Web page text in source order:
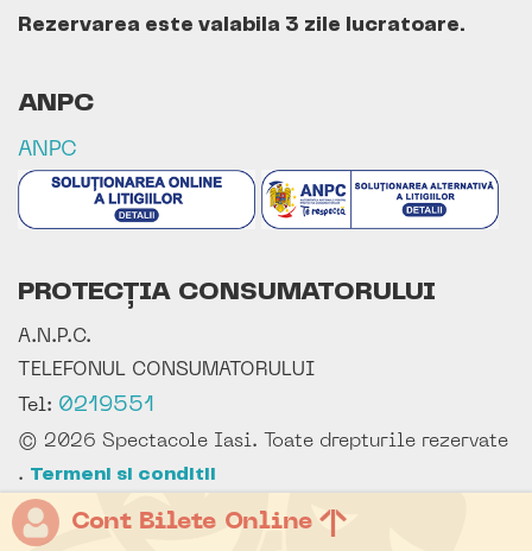
Cont Bilete Online
Rezervarea este valabila 3 zile lucratoare.
ANPC
ANPC
PROTECȚIA CONSUMATORULUI
A.N.P.C.
TELEFONUL CONSUMATORULUI
Tel: 0219551
© 2026 Spectacole Iasi. Toate drepturile rezervate
. Termeni si conditii